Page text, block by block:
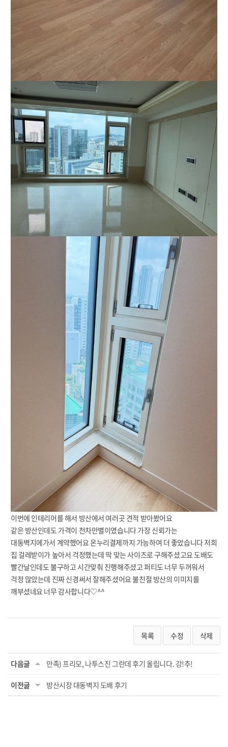
이번에 인테리어를 해서 방산에서 여러곳 견적 받아봤어요
같은 방산인데도 가격이 천차만별이였습니다 가장 신뢰가는
대동벽지에가서 계약했어요 온누리결제까지 가능하여 더 좋았습니다 저희
집 걸레받이가 높아서 걱정했는데 딱 맞는 사이즈로 구해주셨고요 도배도
빨간날인데도 불구하고 시간맞춰 진행해주셨고 퍼티도 너무 두꺼워서
걱정 많았는데 진짜 신경써서 잘해주셨어요 불친절 방산의 이미지를
깨부셨네요 너무 감사합니다♡^^
목록 수정 삭제
다음글 만족) 프리모, 나투스진 그란데 후기 올립니다. 강!추!
이전글 방산시장 대동벽지 도배 후기